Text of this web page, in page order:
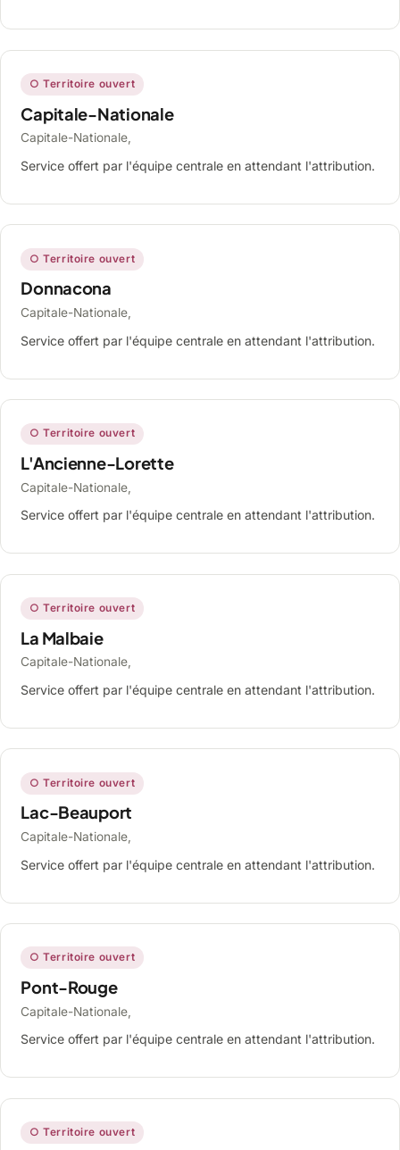
○ Territoire ouvert
Capitale-Nationale
Capitale-Nationale,
Service offert par l'équipe centrale en attendant l'attribution.
○ Territoire ouvert
Donnacona
Capitale-Nationale,
Service offert par l'équipe centrale en attendant l'attribution.
○ Territoire ouvert
L'Ancienne-Lorette
Capitale-Nationale,
Service offert par l'équipe centrale en attendant l'attribution.
○ Territoire ouvert
La Malbaie
Capitale-Nationale,
Service offert par l'équipe centrale en attendant l'attribution.
○ Territoire ouvert
Lac-Beauport
Capitale-Nationale,
Service offert par l'équipe centrale en attendant l'attribution.
○ Territoire ouvert
Pont-Rouge
Capitale-Nationale,
Service offert par l'équipe centrale en attendant l'attribution.
○ Territoire ouvert